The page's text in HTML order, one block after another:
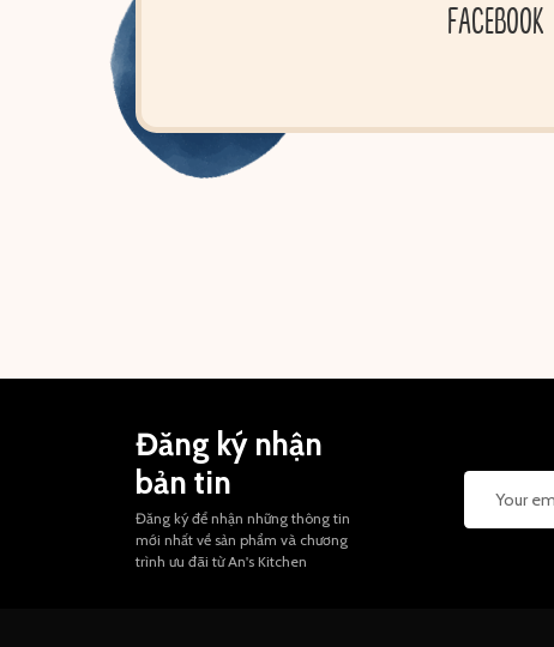
FACEBOOK
Đăng ký nhận
bản tin
Đăng ký để nhận những thông tin
mới nhất về sản phẩm và chương
trình ưu đãi từ An's Kitchen